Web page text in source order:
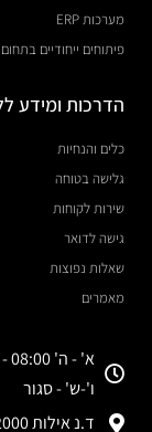
מערכות ERP
פיתוחים ייחודיים בתחום
הדרכות ומידע
כלים והנחיות
גלישה בטוחה
שירות לקוחות
גישה לדואר
שאלות נפוצות
מאמרים
א' - ה' 08:00 - 17:00
ו'-ש' - סגור
ד.נ אילות 8882000